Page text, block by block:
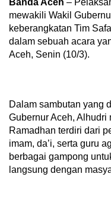
Banda Aceh –
mewakili Wakil
keberangkatan Tim
dalam sebuah acara
Aceh, Senin (10/3).
Dalam sambutan yang
Gubernur Aceh, Alhudri
Ramadhan terdiri dari
imam, da’i, serta guru
berbagai gampong
langsung dengan